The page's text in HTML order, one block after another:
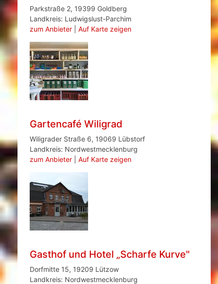
Parkstraße 2, 19399 Goldberg
Landkreis: Ludwigslust-Parchim
zum Anbieter| Auf Karte zeigen
Gartencafé Wiligrad
Wiligrader Straße 6, 19069 Lübstorf
Landkreis: Nordwestmecklenburg
zum Anbieter| Auf Karte zeigen
Gasthof und Hotel „Scharfe Kurve"
Dorfmitte 15, 19209 Lützow
Landkreis: Nordwestmecklenburg